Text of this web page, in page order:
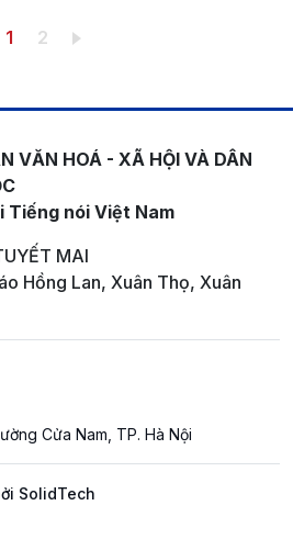
Trang hiện thời
1 Trang
2
VĂN HOÁ - XÃ HỘI VÀ DÂN
Tiếng nói Việt Nam
MAI
Hồng Lan, Xuân Thọ, Xuân
Cửa Nam, TP. Hà Nội
SolidTech